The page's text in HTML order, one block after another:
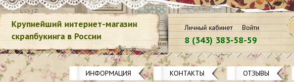
Личный кабинет Войти
8 (343) 383-58-59
Крупнейший интернет-магазин
скрапбукинга в России
ИНФОРМАЦИЯ КОНТАКТЫ ОТЗЫВЫ